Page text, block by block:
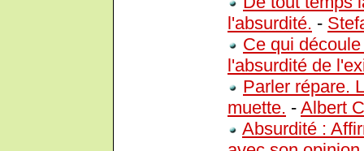
l'absurdité. -
Ce qui
l'absurdité de
Parler répare.
muette. - Albert
Absurdité :